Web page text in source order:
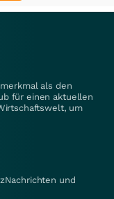
als den
für einen aktuellen
um
und